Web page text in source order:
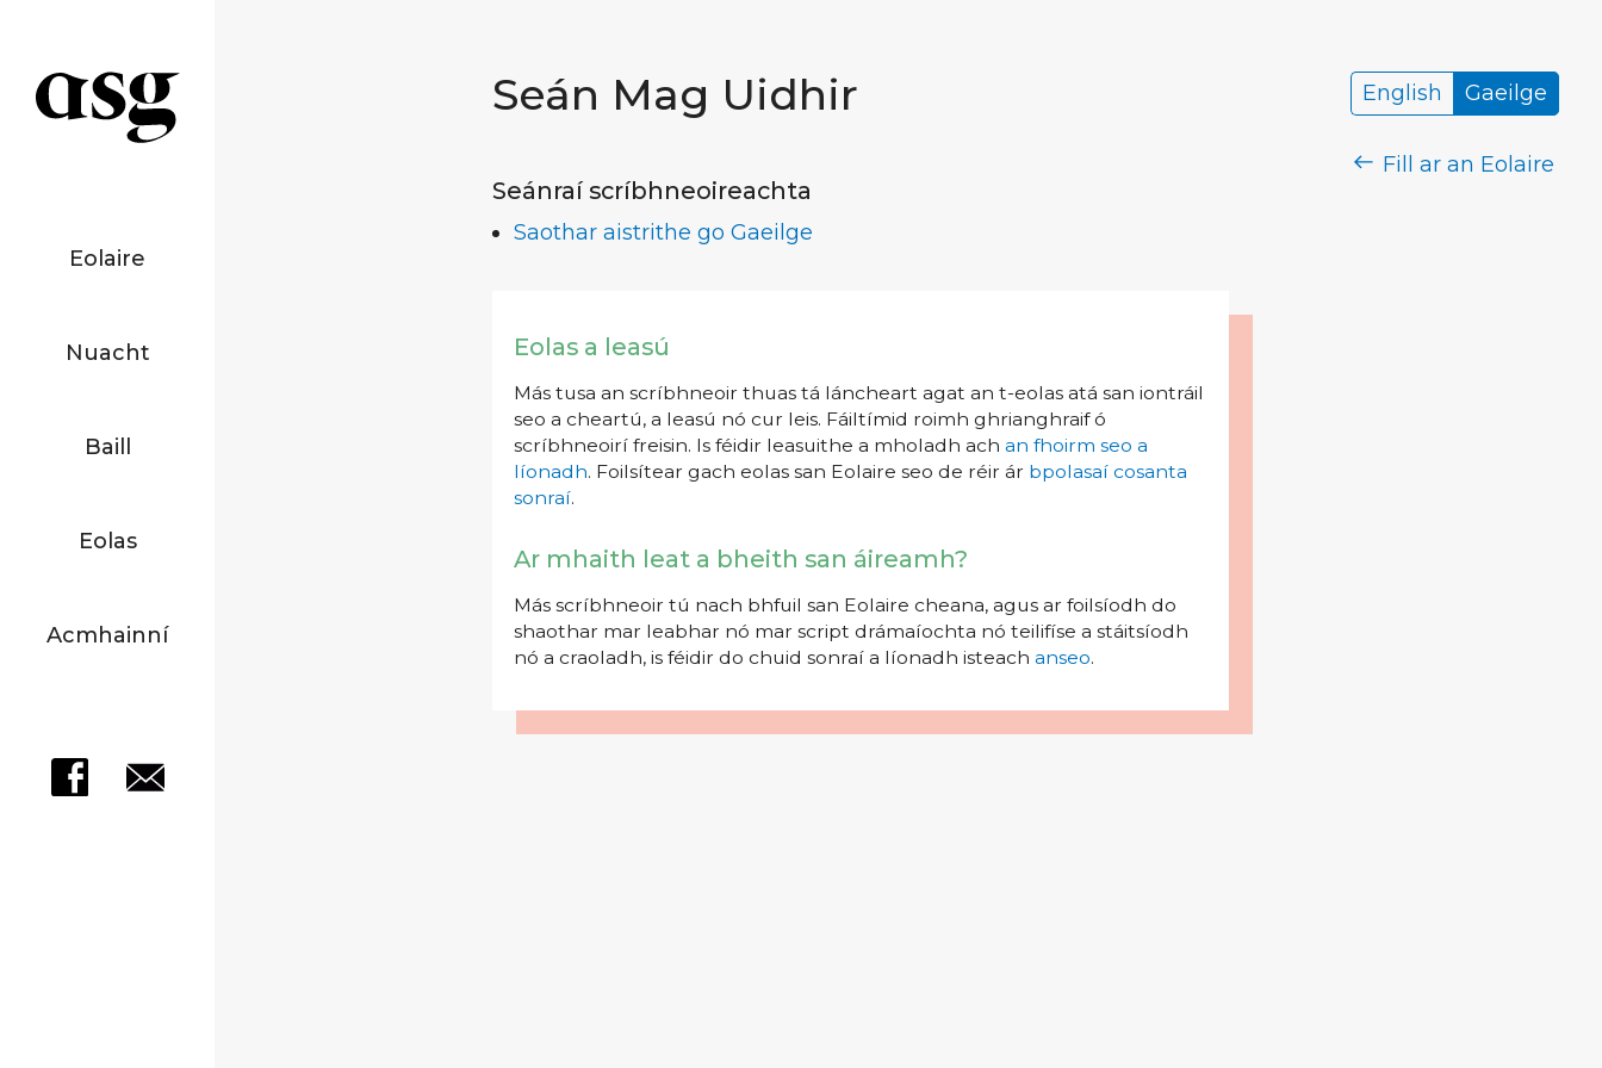
Eolaire
Nuacht
Baill
Eolas
Acmhainní
Seán Mag Uidhir English Gaeilge
Fill ar an Eolaire
Seánraí scríbhneoireachta
Saothar aistrithe go Gaeilge
Eolas a leasú
Más tusa an scríbhneoir thuas tá láncheart agat an t-eolas atá san iontráil
seo a cheartú, a leasú nó cur leis. Fáiltímid roimh ghrianghraif ó
scríbhneoirí freisin. Is féidir leasuithe a mholadh ach an fhoirm seo a
líonadh. Foilsítear gach eolas san Eolaire seo de réir ár bpolasaí cosanta
sonraí.
Ar mhaith leat a bheith san áireamh?
Más scríbhneoir tú nach bhfuil san Eolaire cheana, agus ar foilsíodh do
shaothar mar leabhar nó mar script drámaíochta nó teilifíse a stáitsíodh
nó a craoladh, is féidir do chuid sonraí a líonadh isteach anseo.